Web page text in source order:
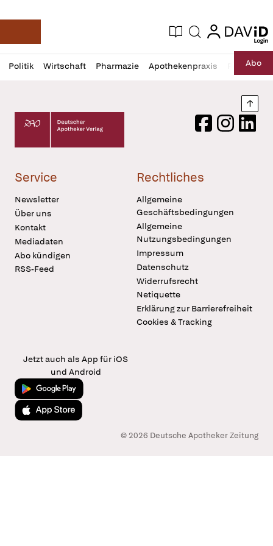
Deutsche Apotheker Zeitung
Aktuelle Ausgabe
Suche login
login
Politik Wirtschaft Pharmazie Apothekenpraxis RechtAbo
Profil
öffnen
Daz
Pur
Deutscher Apotheker Verlag Logo
FacebookInstagram
Service
Newsletter
Über uns
Kontakt
Mediadaten
Abo kündigen
RSS-Feed
Rechtliches
Allgemeine
Geschäftsbedingungen
Allgemeine
Nutzungsbedingungen
Impressum
Datenschutz
Widerrufsrecht
Netiquette
Erklärung zur Barrierefreiheit
Cookies & Tracking
Jetzt auch als App für iOS
und Android
Jetzt bei Google Play
Laden im App Store
© 2026 Deutsche Apotheker Zeitung